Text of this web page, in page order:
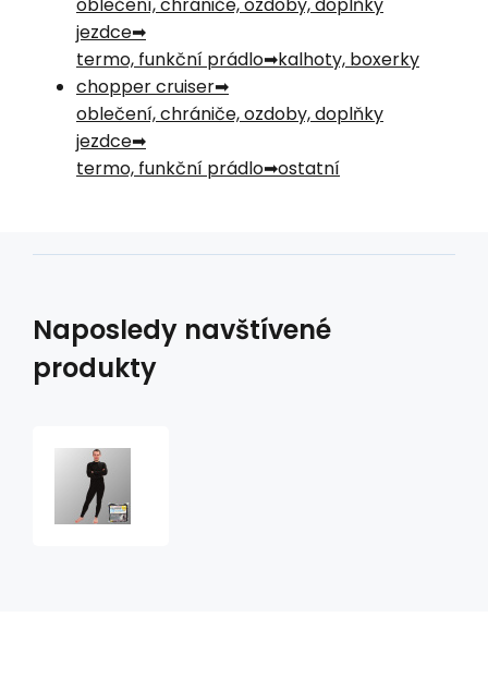
jezdce
termo, funkční prádlo
kalhoty, boxerky
chopper cruiser
oblečení, chrániče, ozdoby, doplňky
jezdce
termo, funkční prádlo ostatní
Naposledy navštívené
produkty